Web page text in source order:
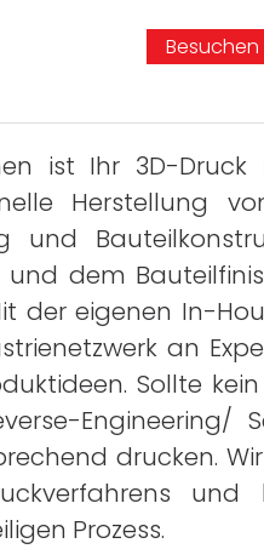
Besuchen
ist Ihr 3D-Druck
Herstellung
und
dem
der eigenen In-
an
Sollte
Engineering/
drucken.
Prozess.